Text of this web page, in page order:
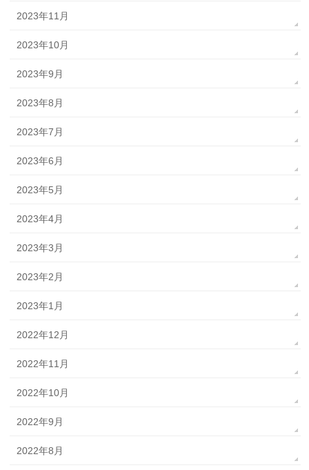
2023年11月
2023年10月
2023年9月
2023年8月
2023年7月
2023年6月
2023年5月
2023年4月
2023年3月
2023年2月
2023年1月
2022年12月
2022年11月
2022年10月
2022年9月
2022年8月